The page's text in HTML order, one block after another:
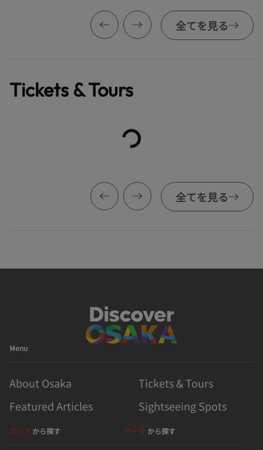
全てを見る
Tickets & Tours
全てを見る
Menu
About Osaka
Tickets & Tours
Featured Articles
Sightseeing Spots
エリア から探す テーマ から探す